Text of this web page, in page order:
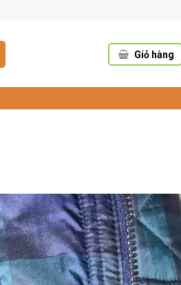
Giỏ hàng